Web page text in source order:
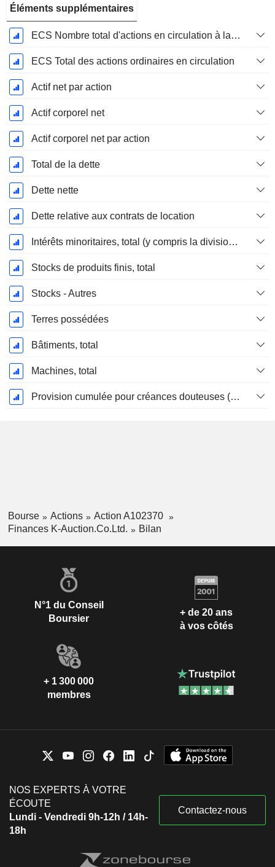
Éléments supplémentaires
ECS Nombre total d'actions en circulation à la date de dépôt
ECS Total des actions ordinaires en circulation
Actif net par action
Actif corporel net
Actif corporel net par action
Total de la dette
Dette nette
Dette relative aux contrats de location
Intérêts minoritaires, total (y compris la division financière)
Stocks de produits finis, total
Stocks - Autres
Terres possédées
Bâtiments, total
Machines, total
Provision cumulée pour créances douteuses (Supple)
Bourse Actions
Action A102370
Finances K-Auction.Co.Ltd.
Bilan
N°1 du Conseil
Boursier
+ de 20 ans
à vos côtés
+ 1 300 000
membres
NOS EXPERTS À VOTRE
ÉCOUTE
Lundi - Vendredi 9h-12h / 14h-
18h
Contactez-nous